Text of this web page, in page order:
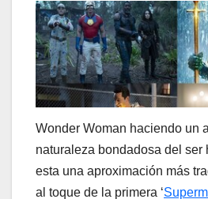
Wonder Woman haciendo un
naturaleza bondadosa del ser
esta una aproximación más
al toque de la primera ‘